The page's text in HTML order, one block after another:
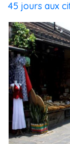
45 jours aux